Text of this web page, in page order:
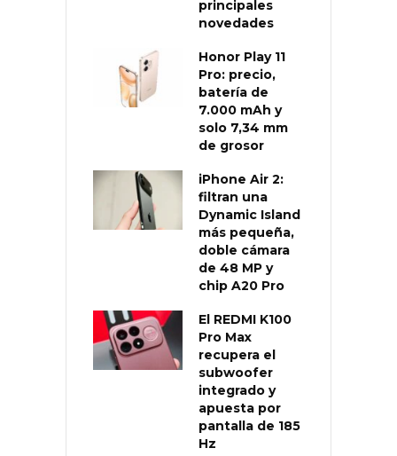
principales
novedades
Honor Play 11
Pro: precio,
batería de
7.000 mAh y
solo 7,34 mm
de grosor
iPhone Air 2:
filtran una
Dynamic Island
más pequeña,
doble cámara
de 48 MP y
chip A20 Pro
El REDMI K100
Pro Max
recupera el
subwoofer
integrado y
apuesta por
pantalla de 185
Hz